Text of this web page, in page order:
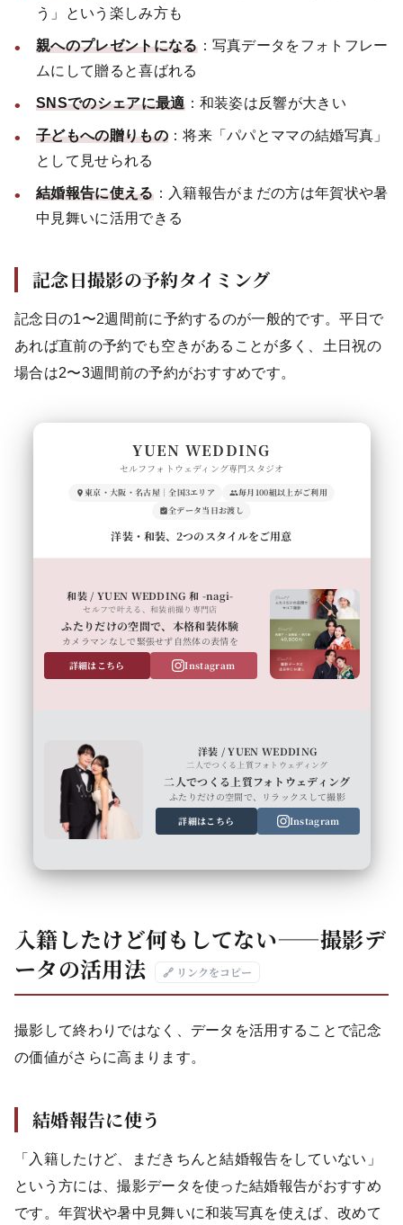
う」という楽しみ方も
親へのプレゼントになる：写真データをフォトフレー
ムにして贈ると喜ばれる
SNSでのシェアに最適：和装姿は反響が大きい
子どもへの贈りもの：将来「パパとママの結婚写真」
として見せられる
結婚報告に使える：入籍報告がまだの方は年賀状や暑
中見舞いに活用できる
記念日撮影の予約タイミング
記念日の1〜2週間前に予約するのが一般的です。平日で
あれば直前の予約でも空きがあることが多く、土日祝の
場合は2〜3週間前の予約がおすすめです。
YUEN WEDDING
セルフフォトウェディング専門スタジオ
東京・大阪・名古屋｜全国3エリア
毎月100組以上がご利用
全データ当日お渡し
洋装・和装、2つのスタイルをご用意
和装 / YUEN WEDDING 和 -nagi-
セルフで叶える、和装前撮り専門店
ふたりだけの空間で、本格和装体験
カメラマンなしで緊張せず自然体の表情を
詳細はこちら
Instagram
洋装 / YUEN WEDDING
二人でつくる上質フォトウェディング
二人でつくる上質フォトウェディング
ふたりだけの空間で、リラックスして撮影
詳細はこちら
Instagram
入籍したけど何もしてない——撮影デ
ータの活用法
🔗 リンクをコピー
撮影して終わりではなく、データを活用することで記念
の価値がさらに高まります。
結婚報告に使う
「入籍したけど、まだきちんと結婚報告をしていない」
という方には、撮影データを使った結婚報告がおすすめ
です。年賀状や暑中見舞いに和装写真を使えば、改めて